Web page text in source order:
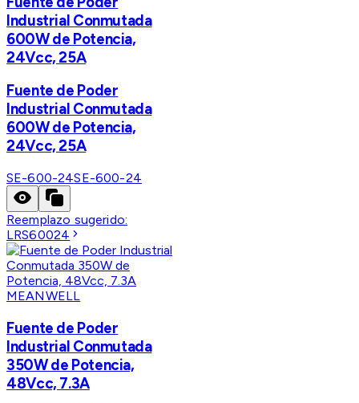
Industrial Conmutada
600W de Potencia,
24Vcc, 25A
Fuente de Poder
Industrial Conmutada
600W de Potencia,
24Vcc, 25A
SE-600-24SE-600-24
Reemplazo sugerido:
LRS60024
MEANWELL
Fuente de Poder
Industrial Conmutada
350W de Potencia,
48Vcc, 7.3A